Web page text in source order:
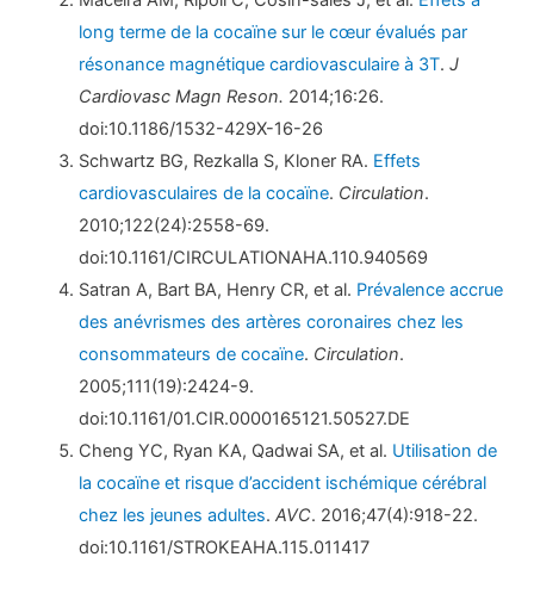
long terme de la cocaïne sur le cœur évalués par
résonance magnétique cardiovasculaire à 3T.J
Cardiovasc Magn Reson. 2014;16:26.
doi:10.1186/1532-429X-16-26
Schwartz BG, Rezkalla S, Kloner RA. Effets
cardiovasculaires de la cocaïne. Circulation.
2010;122(24):2558-69.
doi:10.1161/CIRCULATIONAHA.110.940569
Satran A, Bart BA, Henry CR, et al. Prévalence accrue
des anévrismes des artères coronaires chez les
consommateurs de cocaïne. Circulation.
2005;111(19):2424-9.
doi:10.1161/01.CIR.0000165121.50527.DE
Cheng YC, Ryan KA, Qadwai SA, et al. Utilisation de
la cocaïne et risque d’accident ischémique cérébral
chez les jeunes adultes.AVC. 2016;47(4):918-22.
doi:10.1161/STROKEAHA.115.011417